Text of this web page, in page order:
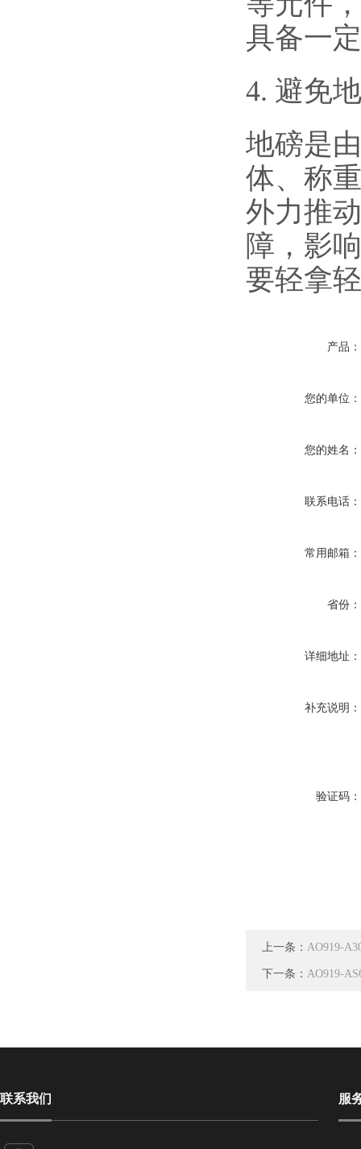
具备一
4. 避免
地磅是
体、称
外力推
障，影
要轻拿
产品：
您的单位：
您的姓名：
联系电话：
常用邮箱：
省份：
详细地址：
补充说明：
验证码：
上一条： AO919-
下一条： AO919-
联系我们 服